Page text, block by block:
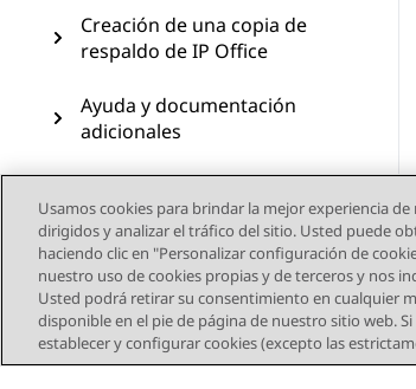
Creación de una copia de
respaldo de IP Office
Ayuda y documentación
adicionales
Usamos cookies para brindar la mejor experiencia
dirigidos y analizar el tráfico del sitio. Usted puede
haciendo clic en "Personalizar configuración de
nuestro uso de cookies propias y de terceros y nos
Usted podrá retirar su consentimiento en cualquier
disponible en el pie de página de nuestro sitio web.
establecer y configurar cookies (excepto las